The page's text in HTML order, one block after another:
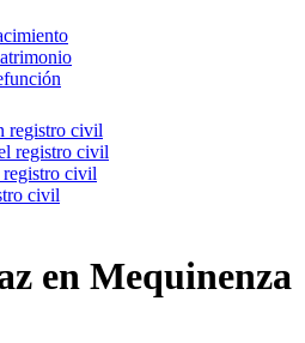
registro civil
registro civil
registro civil
civil
en Mequinenza